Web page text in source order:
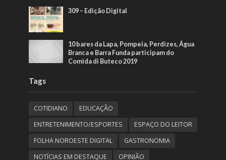
309 – Edição Digital
10 bares da Lapa, Pompeia, Perdizes, Água
Branca e Barra Funda participam do
Comida di Buteco 2019
Tags
COTIDIANO
EDUCAÇÃO
ENTRETENIMENTO/ESPORTES
ESPAÇO DO LEITOR
FOLHA NOROESTE DIGITAL
GASTRONOMIA
NOTÍCIAS EM DESTAQUE
OPINIÃO